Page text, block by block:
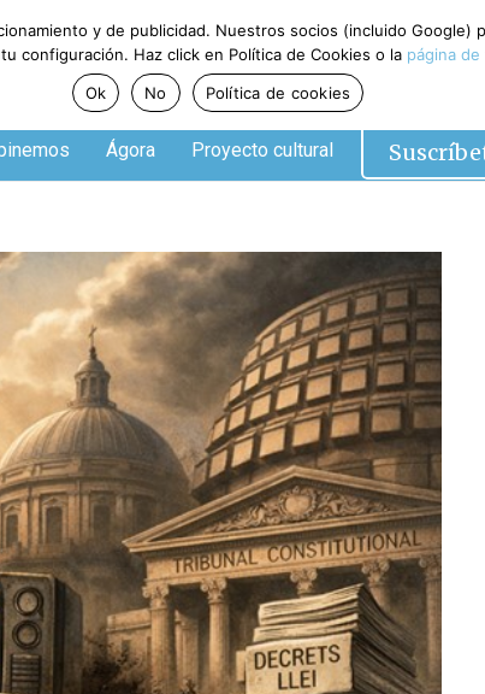
Ágora Proyecto cultural
y de publicidad. Nuestros socios (incluido
configuración. Haz click en Política de Cookies o la página
Ok
No Política de cookies